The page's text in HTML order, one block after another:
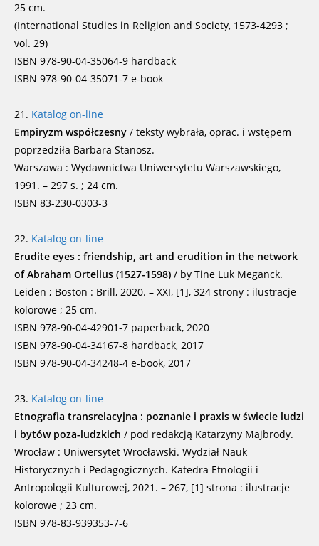
25 cm.
(International Studies in Religion and Society, 1573-4293 ;
vol. 29)
ISBN 978-90-04-35064-9 hardback
ISBN 978-90-04-35071-7 e-book
21. Katalog on-line
Empiryzm współczesny / teksty wybrała, oprac. i wstępem
poprzedziła Barbara Stanosz.
Warszawa : Wydawnictwa Uniwersytetu Warszawskiego,
1991. – 297 s. ; 24 cm.
ISBN 83-230-0303-3
22. Katalog on-line
Erudite eyes : friendship, art and erudition in the network
of Abraham Ortelius (1527-1598) / by Tine Luk Meganck.
Leiden ; Boston : Brill, 2020. – XXI, [1], 324 strony : ilustracje
kolorowe ; 25 cm.
ISBN 978-90-04-42901-7 paperback, 2020
ISBN 978-90-04-34167-8 hardback, 2017
ISBN 978-90-04-34248-4 e-book, 2017
23. Katalog on-line
Etnografia transrelacyjna : poznanie i praxis w świecie ludzi
i bytów poza-ludzkich / pod redakcją Katarzyny Majbrody.
Wrocław : Uniwersytet Wrocławski. Wydział Nauk
Historycznych i Pedagogicznych. Katedra Etnologii i
Antropologii Kulturowej, 2021. – 267, [1] strona : ilustracje
kolorowe ; 23 cm.
ISBN 978-83-939353-7-6